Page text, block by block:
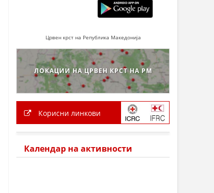
Црвен крст на Република Македонија
ЛОКАЦИИ НА ЦРВЕН КРСТ НА РМ
Корисни линкови
Календар на активности